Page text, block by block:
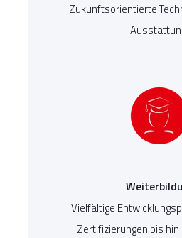
Zukunftsorientierte
Vielfältige
Zertifizierungen bis